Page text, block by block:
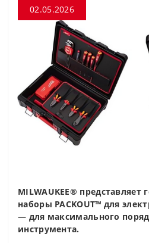
02.05.2026
MILWAUKEE®
наборы PACKOUT™ для
— для максимального
инструмента.